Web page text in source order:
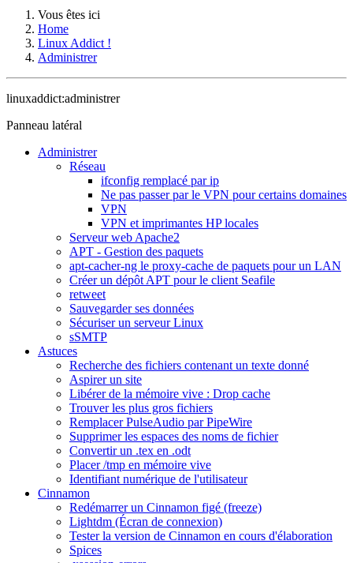
Vous êtes ici
Home
Linux Addict !
Administrer
linuxaddict:administrer
Panneau latéral
Administrer
Réseau
ifconfig remplacé par ip
Ne pas passer par le VPN pour certains domaines
VPN
VPN et imprimantes HP locales
Serveur web Apache2
APT - Gestion des paquets
apt-cacher-ng le proxy-cache de paquets pour un LAN
Créer un dépôt APT pour le client Seafile
retweet
Sauvegarder ses données
Sécuriser un serveur Linux
sSMTP
Astuces
Recherche des fichiers contenant un texte donné
Aspirer un site
Libérer de la mémoire vive : Drop cache
Trouver les plus gros fichiers
Remplacer PulseAudio par PipeWire
Supprimer les espaces des noms de fichier
Convertir un .tex en .odt
Placer /tmp en mémoire vive
Identifiant numérique de l'utilisateur
Cinnamon
Redémarrer un Cinnamon figé (freeze)
Lightdm (Écran de connexion)
Tester la version de Cinnamon en cours d'élaboration
Spices